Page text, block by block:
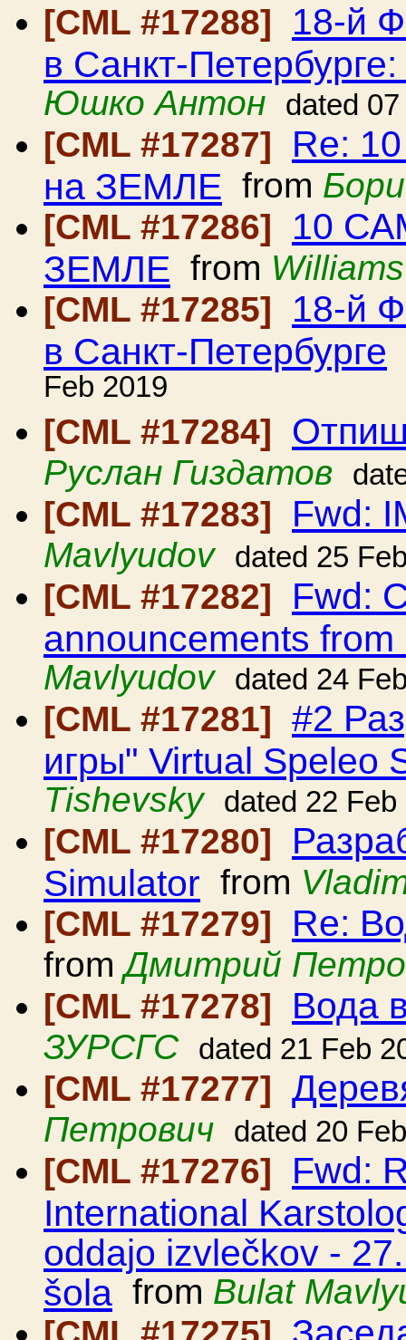
[CML #17288] 18-й
в Санкт-
Юшко Антон
dated
[CML #17287] Re:
на ЗЕМЛЕ from
[CML #17286]
10
ЗЕМЛЕ from
[CML #17285]
18-й
в Санкт-Петербурге
Feb 2019
[CML #17284]
Руслан Гиздатов
[CML #17283] Fwd:
Mavlyudov dated 25
[CML #17282] Fwd:
announcements from
Mavlyudov
dated 24
[CML #17281] #2
игры" Virtual Speleo
Tishevsky
dated 22 Feb
[CML #17280]
Simulator from
[CML #17279]
Re:
fromДмитрий
[CML #17278]
Вода
ЗУРСГС dated 21 Feb
[CML #17277]
Петрович dated 20
[CML #17276] Fwd:
International
oddajo izvlečkov -
šola from Bulat